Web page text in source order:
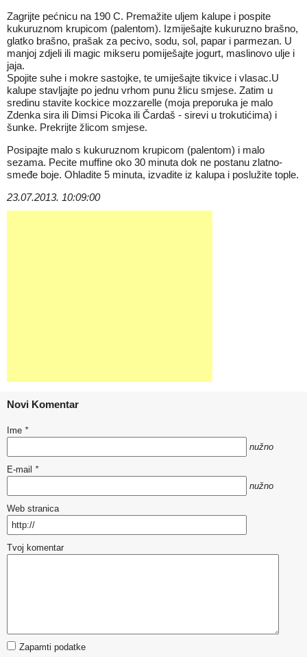
Zagrijte pećnicu na 190 C. Premažite uljem kalupe i pospite
kukuruznom krupicom (palentom). Izmiješajte kukuruzno brašno,
glatko brašno, prašak za pecivo, sodu, sol, papar i parmezan. U
manjoj zdjeli ili magic mikseru pomiješajte jogurt, maslinovo ulje i
jaja.
Spojite suhe i mokre sastojke, te umiješajte tikvice i vlasac.U
kalupe stavljajte po jednu vrhom punu žlicu smjese. Zatim u
sredinu stavite kockice mozzarelle (moja preporuka je malo
Zdenka sira ili Dimsi Picoka ili Čardaš - sirevi u trokutićima) i
šunke. Prekrijte žlicom smjese.
Posipajte malo s kukuruznom krupicom (palentom) i malo
sezama. Pecite muffine oko 30 minuta dok ne postanu zlatno-
smeđe boje. Ohladite 5 minuta, izvadite iz kalupa i poslužite tople.
23.07.2013. 10:09:00
Novi Komentar
Ime *
nužno
E-mail *
nužno
Web stranica
Tvoj komentar
Zapamti podatke